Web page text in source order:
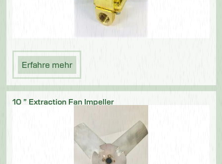
Erfahre mehr
10 ” Extraction Fan Impeller